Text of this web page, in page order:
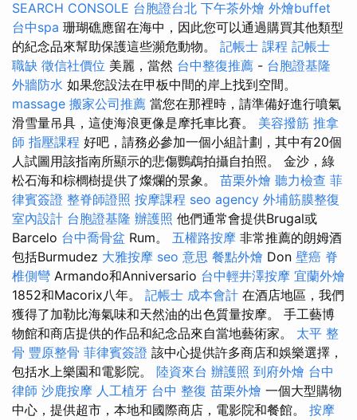
SEARCH CONSOLE 台胞證台北 下午茶外燴 外燴buffet
台中spa 珊瑚礁應留在海中，因此您可以通過購買其他類型
的紀念品來幫助保護這些瀕危動物。 記帳士 課程 記帳士
職缺 徵信社價位 美麗，當然 台中整復推薦 - 台胞證基隆
外牆防水 如果您設法在甲板中間的岸上找到空間。
massage 搬家公司推薦 當您在那裡時，請準備好進行噴氣
滑雪量吊具，這使海浪更像是摩托車比賽。 美容撥筋 推拿
師 指壓課程 好吧，請務必參加一個小組計劃，其中有20個
人試圖用該指南所顯示的悲傷鸚鵡拍攝自拍照。 金沙，綠
松石海和棕櫚樹提供了燦爛的景象。 苗栗外燴 聽力檢查 菲
律賓簽證 整脊師證照 按摩課程 seo agency 外埔筋膜整復
室內設計 台胞證基隆 辦護照 他們通常會提供Brugal或
Barcelo 台中喬骨盆 Rum。 五權路按摩 非常推薦的朗姆酒
包括Burmudez 大雅按摩 seo 意思 餐點外燴 Don 壁癌 脊
椎側彎 Armando和Anniversario 台中輕井澤按摩 宜蘭外燴
1852和Macorix八年。 記帳士 成本會計 在酒店地區，我們
獲得了加勒比海氣味和天然油的出色質量按摩。 手工藝博
物館和商店提供的作品和紀念品來自當地藝術家。 太平 整
骨 豐原整骨 菲律賓簽證 該中心提供許多商店和娛樂選擇，
包括水上樂園和電影院。 陸資來台 辦護照 到府外燴 台中
律師 沙鹿按摩 人工植牙 台中 整復 苗栗外燴 一個大型購物
中心，提供超市，本地和國際商店，電影院和餐館。 按摩